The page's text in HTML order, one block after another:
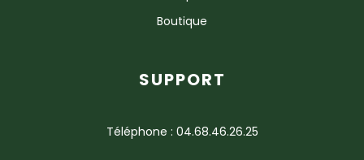
Boutique
SUPPORT
Téléphone : 04.68.46.26.25